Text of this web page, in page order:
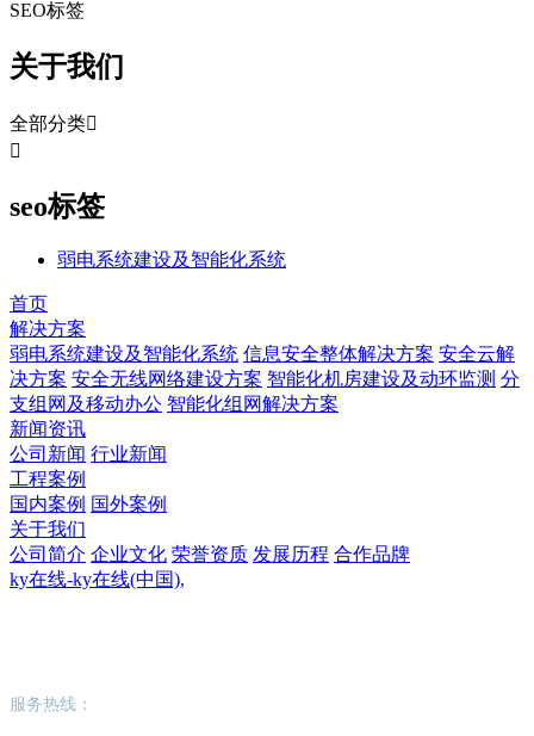
SEO标签
关于我们
全部分类

seo标签
弱电系统建设及智能化系统
首页
解决方案
弱电系统建设及智能化系统 信息安全整体解决方案 安全云解
决方案 安全无线网络建设方案 智能化机房建设及动环监测 分
支组网及移动办公 智能化组网解决方案
新闻资讯
公司新闻 行业新闻
工程案例
国内案例 国外案例
关于我们
公司简介 企业文化 荣誉资质 发展历程 合作品牌
ky在线-ky在线(中国),
服务热线：